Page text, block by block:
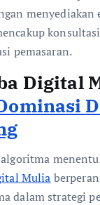
menyediakan
pemasaran.
Digital
Mulia
dalam strategi